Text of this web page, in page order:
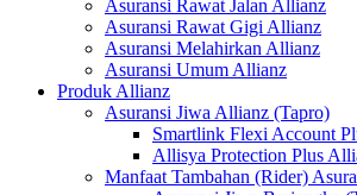
Asuransi Rawat Jalan Allianz
Asuransi Rawat Gigi Allianz
Asuransi Melahirkan Allianz
Asuransi Umum Allianz
Produk Allianz
Asuransi Jiwa Allianz (Tapro)
Smartlink Flexi Account
Allisya Protection Plus
Manfaat Tambahan (Rider)